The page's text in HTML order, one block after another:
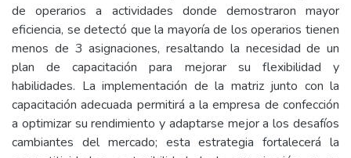
de operarios a actividades donde demostraron mayor
eficiencia, se detectó que la mayoría de los operarios tienen
menos de 3 asignaciones, resaltando la necesidad de un
plan de capacitación para mejorar su flexibilidad y
habilidades. La implementación de la matriz junto con la
capacitación adecuada permitirá a la empresa de confección
a optimizar su rendimiento y adaptarse mejor a los desafíos
cambiantes del mercado; esta estrategia fortalecerá la